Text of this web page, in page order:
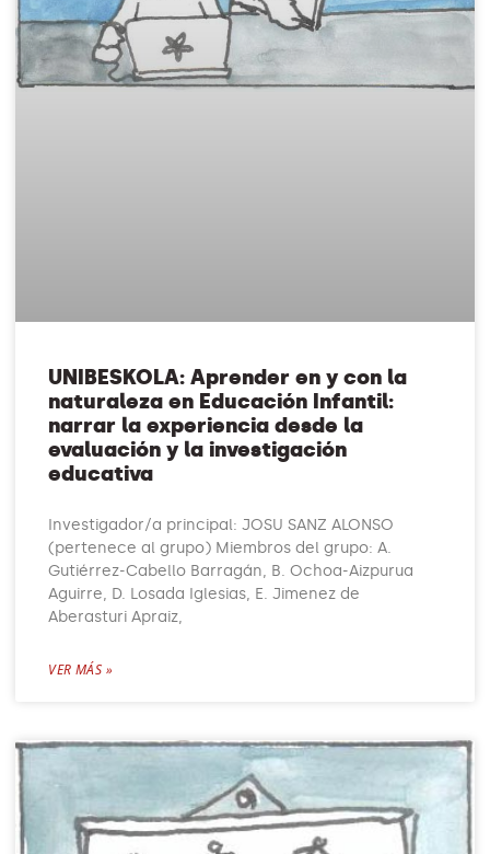
UNIBESKOLA: Aprender en y con la
naturaleza en Educación Infantil:
narrar la experiencia desde la
evaluación y la investigación
educativa
Investigador/a principal: JOSU SANZ ALONSO
(pertenece al grupo) Miembros del grupo: A.
Gutiérrez-Cabello Barragán, B. Ochoa-Aizpurua
Aguirre, D. Losada Iglesias, E. Jimenez de
Aberasturi Apraiz,
VER MÁS »